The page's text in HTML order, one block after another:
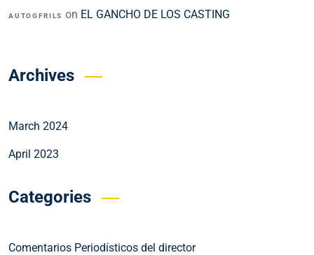
AUTOGFRILS on EL GANCHO DE LOS CASTING
Archives
March 2024
April 2023
Categories
Comentarios Periodísticos del director